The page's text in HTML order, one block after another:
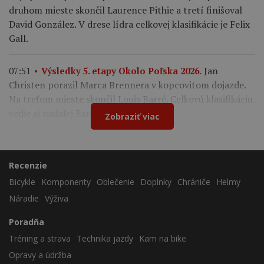
druhom mieste skončil Laurence Pithie a tretí finišoval
David González. V drese lídra celkovej klasifikácie je Felix
Gall.
07:51 Výsledky 5. etapy Okolo Poľska 2026. Jan
Christen porazil Marca Brennera v kopcovitom dojazde.
Na treťom mieste skončil Louis Barré. Celkovú klasifikáciu
vedie aj naďalej Bart Lemmen.
Zobraziť viac
Recenzie
Bicykle
Komponenty Oblečenie Doplnky Chrániče
Helmy
Náradie Výživa
Poradňa
Tréning a strava
Technika jazdy
Kam na bike
Opravy a údržba